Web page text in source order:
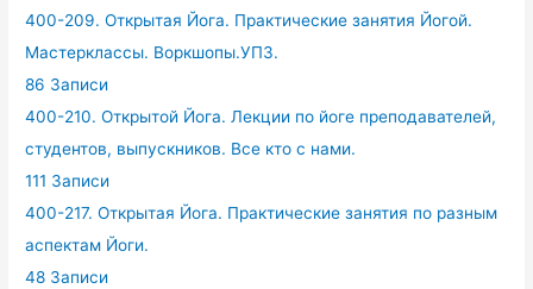
400-209. Открытая Йога. Практические занятия Йогой.
Мастерклассы. Воркшопы.УПЗ.
86 Записи
400-210. Открытой Йога. Лекции по йоге преподавателей,
студентов, выпускников. Все кто с нами.
111 Записи
400-217. Открытая Йога. Практические занятия по разным
аспектам Йоги.
48 Записи